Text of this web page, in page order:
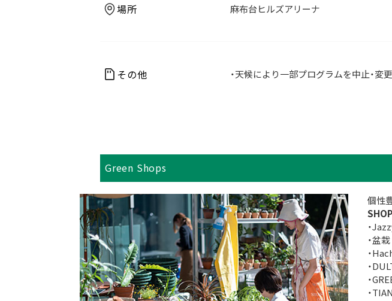
場所 麻布台ヒルズアリーナ
その他 ・天候により一部プログラムを中止・変
Green Shops
個性
・
・盆
・
・
・
・